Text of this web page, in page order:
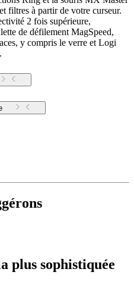
filtres à partir de votre curseur.
2 fois supérieure,
de défilement MagSpeed,
y compris le verre et Logi
plus sophistiquée